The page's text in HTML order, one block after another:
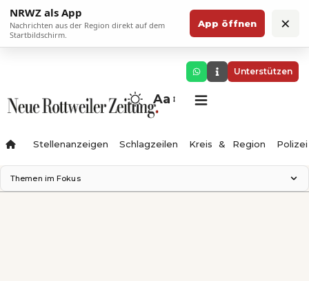
NRWZ als App
Nachrichten aus der Region direkt auf dem
Startbildschirm.
App öffnen ×
Unterstützen
Aa
Stellenanzeigen Schlagzeilen Kreis & Region Polizei
Themen im Fokus